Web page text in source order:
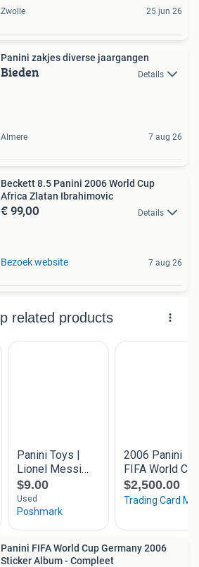
Zwolle 25 jun 26
Panini zakjes diverse jaargangen
Bieden Details
Almere 7 aug 26
Beckett 8.5 Panini 2006 World Cup
Africa Zlatan Ibrahimovic
€ 99,00 Details
Bezoek website 7 aug 26
Panini FIFA World Cup Germany 2006
Sticker Album - Compleet